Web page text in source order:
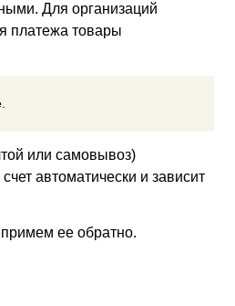
Для организаций
платежа товары
или самовывоз)
автоматически и зависит
ее обратно.